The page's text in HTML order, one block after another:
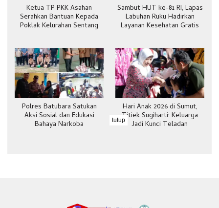
Ketua TP PKK Asahan
Serahkan Bantuan Kepada
Poklak Kelurahan Sentang
Sambut HUT ke-81 RI, Lapas
Labuhan Ruku Hadirkan
Layanan Kesehatan Gratis
Polres Batubara Satukan
Aksi Sosial dan Edukasi
Bahaya Narkoba
Hari Anak 2026 di Sumut,
Titiek Sugiharti: Keluarga
Jadi Kunci Teladan
tutup